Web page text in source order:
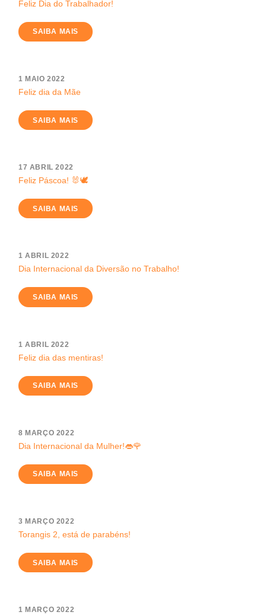
Feliz Dia do Trabalhador!
SAIBA MAIS
1 MAIO 2022
Feliz dia da Mãe
SAIBA MAIS
17 ABRIL 2022
Feliz Páscoa! 🐰🕊️
SAIBA MAIS
1 ABRIL 2022
Dia Internacional da Diversão no Trabalho!
SAIBA MAIS
1 ABRIL 2022
Feliz dia das mentiras!
SAIBA MAIS
8 MARÇO 2022
Dia Internacional da Mulher!👄🌹
SAIBA MAIS
3 MARÇO 2022
Torangis 2, está de parabéns!
SAIBA MAIS
1 MARÇO 2022